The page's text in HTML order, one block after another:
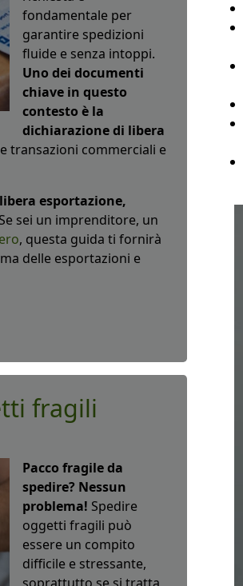
fondamentale per
garantire spedizioni
fluide e senza intoppi.
Uno dei documenti
chiave in questo
contesto è la
dichiarazione di libera
transazioni commerciali e
esportazione,
sei un imprenditore, un
, questa guida ti fornirà
delle esportazioni e
fragili
Pacco fragile da
spedire? Nessun
problema! Spedire
oggetti fragili può
essere un compito
difficile e stressante,